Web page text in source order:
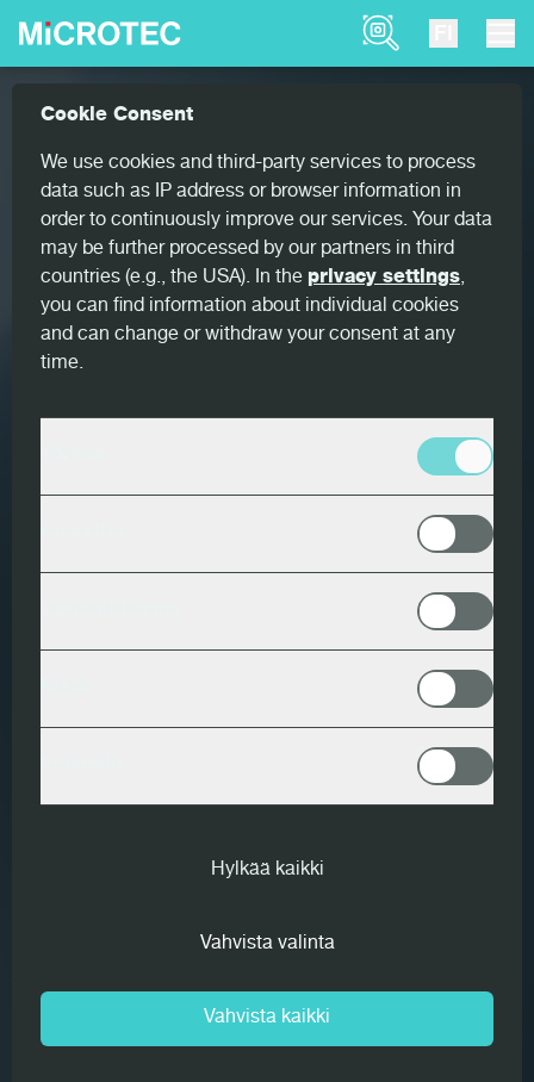
Product Finder
Cookie Consent
We use cookies and third-party services to process
data such as IP address or browser information in
order to continuously improve our services. Your data
may be further processed by our partners in third
countries (e.g., the USA). In the privacy settings,
you can find information about individual cookies
and can change or withdraw your consent at any
time.
Hylkää kaikki
Vahvista valinta
Vahvista kaikki